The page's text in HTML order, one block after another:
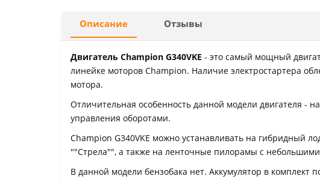
Описание Отзывы
Двигатель Champion G340VKE - это самый мощный
линейке моторов Champion. Наличие электростартера
мотора.
Отличительная особенность данной модели двигателя -
управления оборотами.
Champion G340VKE можно устанавливать на гибридный
""Стрела"", а также на ленточные пилорамы с
В данной модели бензобака нет. Аккумулятор в комплект